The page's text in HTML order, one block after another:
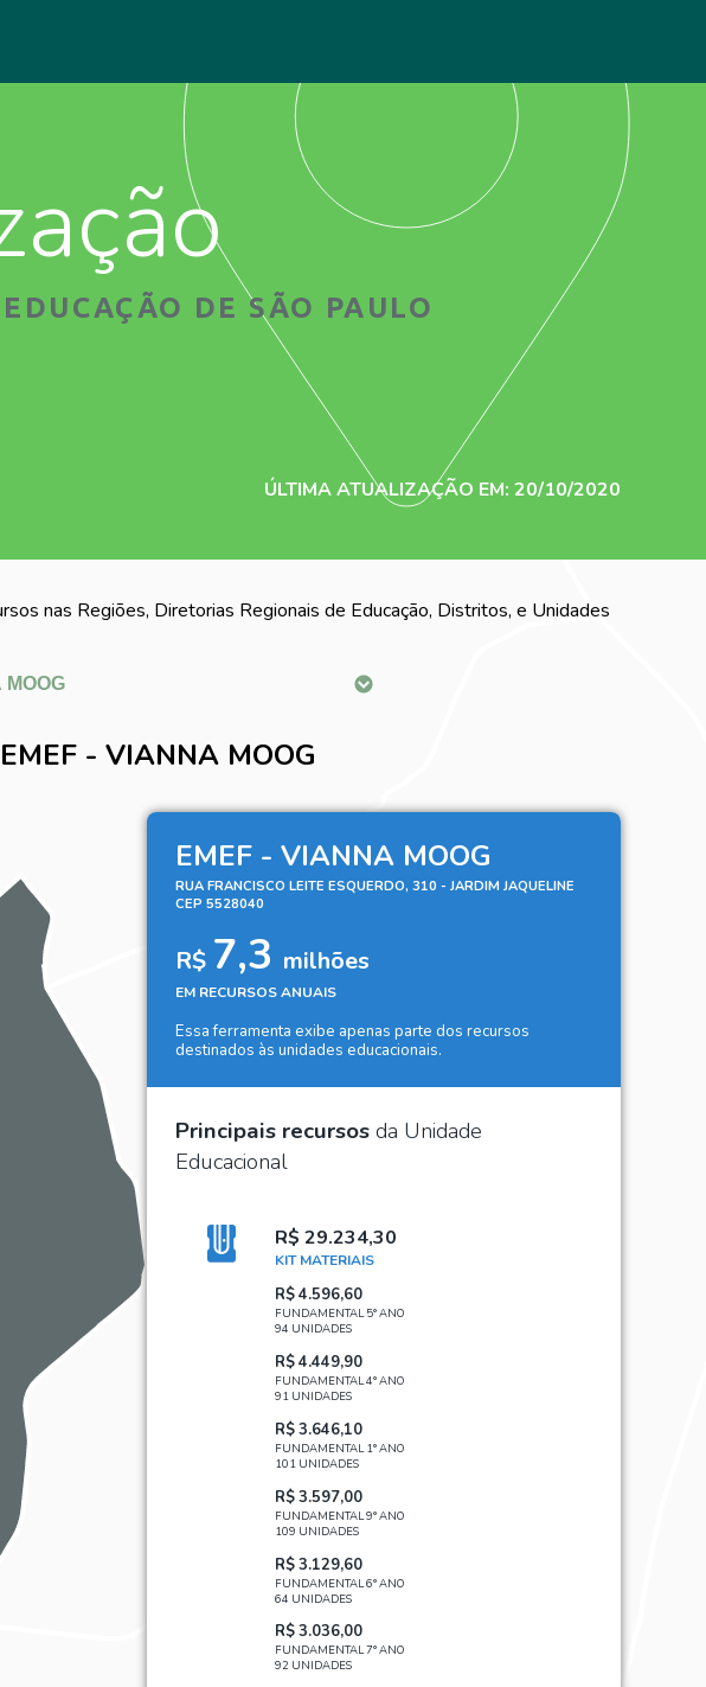
DE SÃO PAULO
ÚLTIMA ATUALIZAÇÃO EM: 20/10/2020
nas Regiões, Diretorias Regionais de Educação, Distritos, e Unidades
EMEF - VIANNA MOOG
EMEF - VIANNA MOOG
RUA FRANCISCO LEITE ESQUERDO, 310 - JARDIM JAQUELINE
CEP 5528040
R$ 7,3 milhões
EM RECURSOS ANUAIS
Essa ferramenta exibe apenas parte dos recursos
destinados às unidades educacionais.
Principais recursosda Unidade
Educacional
R$ 29.234,30
KIT MATERIAIS
R$ 4.596,60
FUNDAMENTAL 5° ANO
94 UNIDADES
R$ 4.449,90
FUNDAMENTAL 4° ANO
91 UNIDADES
R$ 3.646,10
FUNDAMENTAL 1° ANO
101 UNIDADES
R$ 3.597,00
FUNDAMENTAL 9° ANO
109 UNIDADES
R$ 3.129,60
FUNDAMENTAL 6° ANO
64 UNIDADES
R$ 3.036,00
FUNDAMENTAL 7° ANO
92 UNIDADES